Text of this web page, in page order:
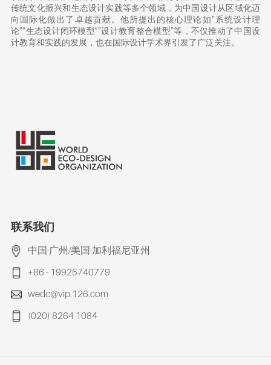
传统文化振兴和生态设计实践等多个领域，为中国设计从区域化迈
向国际化做出了卓越贡献。他所提出的核心理论如“系统设计理
论”“生态设计闭环模型”“设计教育整合模型”等，不仅推动了中国设
计教育和实践的发展，也在国际设计学术界引发了广泛关注。
联系我们
中国·广州/美国·加利福尼亚州
+86 - 19925740779
wedc@vip.126.com
(020) 8264 1084